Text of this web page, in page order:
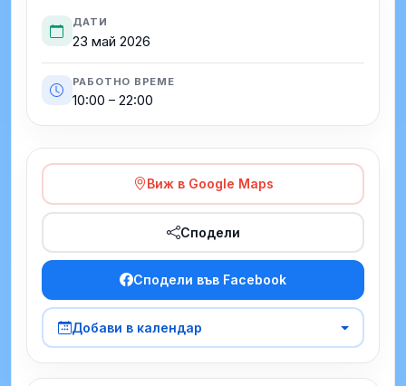
ДАТИ
23 май 2026
РАБОТНО ВРЕМЕ
10:00 – 22:00
Виж в Google Maps
Сподели
Сподели във Facebook
Добави в календар